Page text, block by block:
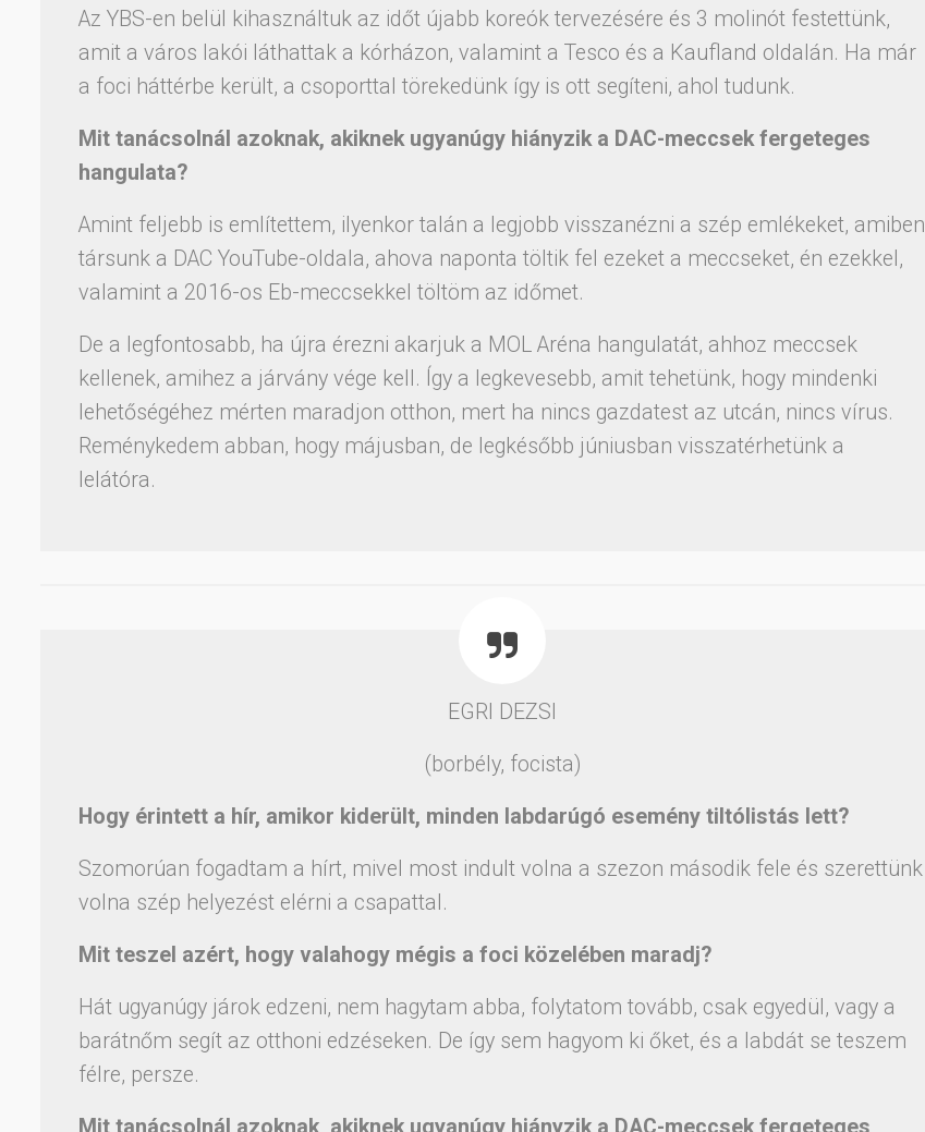
Az YBS-en belül kihasználtuk az időt újabb koreók tervezésére és 3 molinót festettünk,
amit a város lakói láthattak a kórházon, valamint a Tesco és a Kaufland oldalán. Ha már
a foci háttérbe került, a csoporttal törekedünk így is ott segíteni, ahol tudunk.
Mit tanácsolnál azoknak, akiknek ugyanúgy hiányzik a DAC-meccsek fergeteges
hangulata?
Amint feljebb is említettem, ilyenkor talán a legjobb visszanézni a szép emlékeket, amiben
társunk a DAC YouTube-oldala, ahova naponta töltik fel ezeket a meccseket, én ezekkel,
valamint a 2016-os Eb-meccsekkel töltöm az időmet.
De a legfontosabb, ha újra érezni akarjuk a MOL Aréna hangulatát, ahhoz meccsek
kellenek, amihez a járvány vége kell. Így a legkevesebb, amit tehetünk, hogy mindenki
lehetőségéhez mérten maradjon otthon, mert ha nincs gazdatest az utcán, nincs vírus.
Reménykedem abban, hogy májusban, de legkésőbb júniusban visszatérhetünk a
lelátóra.
EGRI DEZSI
(borbély, focista)
Hogy érintett a hír, amikor kiderült, minden labdarúgó esemény tiltólistás lett?
Szomorúan fogadtam a hírt, mivel most indult volna a szezon második fele és szerettünk
volna szép helyezést elérni a csapattal.
Mit teszel azért, hogy valahogy mégis a foci közelében maradj?
Hát ugyanúgy járok edzeni, nem hagytam abba, folytatom tovább, csak egyedül, vagy a
barátnőm segít az otthoni edzéseken. De így sem hagyom ki őket, és a labdát se teszem
félre, persze.
Mit tanácsolnál azoknak, akiknek ugyanúgy hiányzik a DAC-meccsek fergeteges